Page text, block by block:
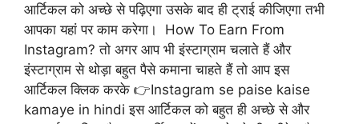
आर्टिकल को अच्छे से पढ़िएगा उसके बाद ही ट्राई कीजिएगा तभी
आपका यहां पर काम करेगा। How To Earn From
Instagram? तो अगर आप भी इंस्टाग्राम चलाते हैं और
इंस्टाग्राम से थोड़ा बहुत पैसे कमाना चाहते हैं तो आप इस
आर्टिकल क्लिक करके 👉Instagram se paise kaise
kamaye in hindi इस आर्टिकल को बहुत ही अच्छे से और